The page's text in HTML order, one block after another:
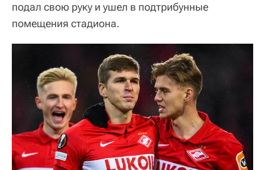
подал свою руку и ушел в подтрибунные
помещения стадиона.